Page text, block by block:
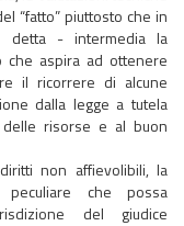
“fatto” piuttosto che in
detta - intermedia la
che aspira ad ottenere
il ricorrere di alcune
dalla legge a tutela
delle risorse e al buon
non affievolibili, la
che possa
del giudice